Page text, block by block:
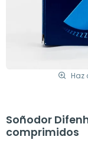
Soñodor
comprimidos